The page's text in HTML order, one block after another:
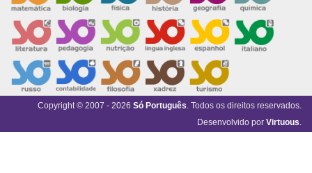
Copyright © 2007 - 2026 Só Português. Todos os direitos reservados.
Desenvolvido por Virtuous.